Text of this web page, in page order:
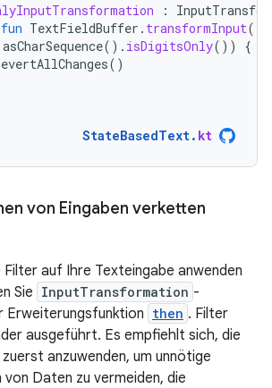
:
fun TextFieldBuffer . transformInput()
asCharSequence(). isDigitsOnly())
{
()
StateBasedText. kt
von Eingaben verketten
Filter auf Ihre Texteingabe anwenden
Sie InputTransformation -
Erweiterungsfunktion then . Filter
ausgeführt. Es empfiehlt sich, die
anzuwenden, um unnötige
Daten zu vermeiden, die